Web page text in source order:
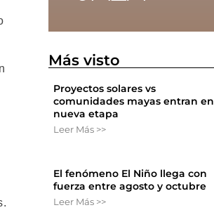
Más visto
Proyectos solares vs
comunidades mayas entran en
nueva etapa
Leer Más >>
El fenómeno El Niño llega con
fuerza entre agosto y octubre
Leer Más >>